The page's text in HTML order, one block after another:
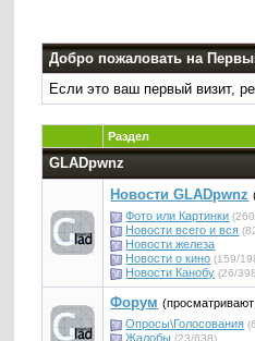
Добро пожаловать на
Если это ваш первый визит,
Раздел
GLADpwnz
Новости GLADpwnz
Фото или Картинки
Новости всего и вся
Новости железа
Новости о кино (159/
Новости Канобу (26/
Форум
Опросы\Голосования
Жалобы (23/638)